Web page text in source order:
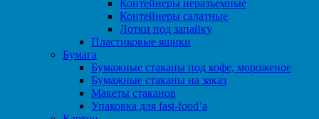
Контейнеры неразъемные
Контейнеры салатные
Лотки под запайку
Пластиковые ящики
Бумага
Бумажные стаканы под кофе, мороженое
Бумажные стаканы на заказ
Макеты стаканов
Упаковка для fast-food’а